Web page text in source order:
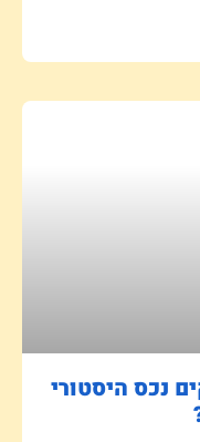
נכס היסטורי